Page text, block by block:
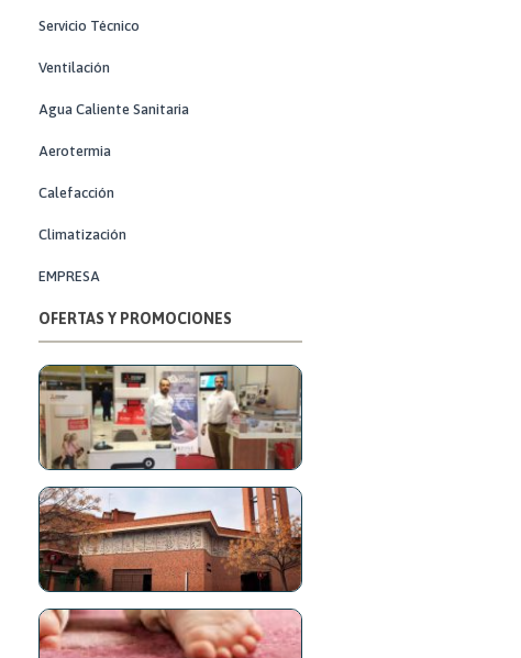
Servicio Técnico
Ventilación
Agua Caliente Sanitaria
Aerotermia
Calefacción
Climatización
EMPRESA
OFERTAS Y PROMOCIONES